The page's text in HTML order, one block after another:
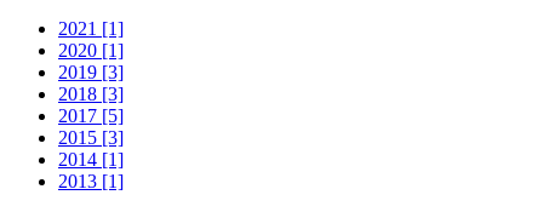
2021 [1]
2020 [1]
2019 [3]
2018 [3]
2017 [5]
2015 [3]
2014 [1]
2013 [1]